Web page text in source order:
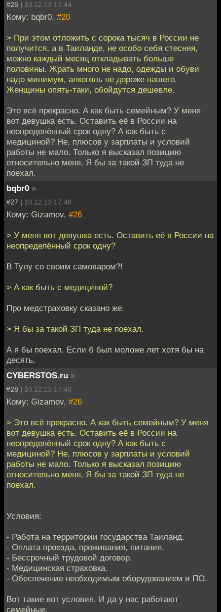
#26 | 10.12.13 17:44
Кому: bqbr0, #20
> При этом отложить с сорока тысяч в России не
получится, а в Таиланде, не особо себя стесняя,
можно каждый месяц откладывать больше
половины. Жрать много не надо, одежды и обуви
надо минимум, алкоголь не дороже нашего.
Женщины опять-таки, обойдутся дешевле.
Это всё прекрасно. А как быть семейным? У меня
вот девушка есть. Оставить её в России на
неопределённый срок одну? А как быть с
медициной? Не, плюсов у зарплаты и условий
работы не мало. Только я высказал позицию
относительно меня. Я бы за такой ЗП туда не
поехал.
bqbr0 »
#27 | 10.12.13 17:48
Кому: Gizamov, #26
> У меня вот девушка есть. Оставить её в России на
неопределённый срок одну?
В Тулу со своим самоваром?!
> А как быть с медициной?
Про медстраховку сказано же.
> Я бы за такой ЗП туда не поехал.
А я бы поехал. Если б был моложе лет хотя бы на
десять.
CYBERSTOS.ru »
#28 | 10.12.13 17:48
Кому: Gizamov, #26
> Это всё прекрасно. А как быть семейным? У меня
вот девушка есть. Оставить её в России на
неопределённый срок одну? А как быть с
медициной? Не, плюсов у зарплаты и условий
работы не мало. Только я высказал позицию
относительно меня. Я бы за такой ЗП туда не
поехал.
Условия:
- Работа на территории государства Таиланд.
- Оплата проезда, проживания, питания.
- Бессрочный трудовой договор.
- Медицинская страховка.
- Обеспечение необходимым оборудованием и ПО.
Вот такие вот условия. И да у нас работают
семейные.